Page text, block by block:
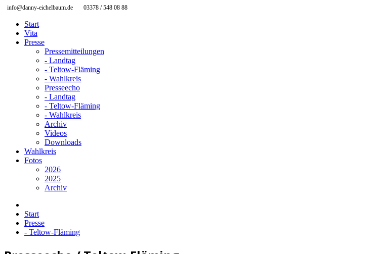
info@danny-eichelbaum.de 03378 / 548 08 88
Start
Vita
Presse
Pressemitteilungen
- Landtag
- Teltow-Fläming
- Wahlkreis
Presseecho
- Landtag
- Teltow-Fläming
- Wahlkreis
Archiv
Videos
Downloads
Wahlkreis
Fotos
2026
2025
Archiv
Start
Presse
- Teltow-Fläming